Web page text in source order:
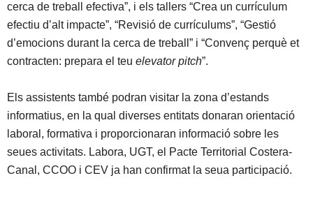
cerca de treball efectiva”, i els tallers “Crea un currículum
efectiu d’alt impacte”, “Revisió de currículums”, “Gestió
d’emocions durant la cerca de treball” i “Convenç perquè et
contracten: prepara el teu elevator pitch”.
Els assistents també podran visitar la zona d’estands
informatius, en la qual diverses entitats donaran orientació
laboral, formativa i proporcionaran informació sobre les
seues activitats. Labora, UGT, el Pacte Territorial Costera-
Canal, CCOO i CEV ja han confirmat la seua participació.